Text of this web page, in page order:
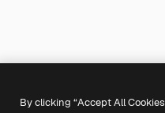
By clicking “Accept All